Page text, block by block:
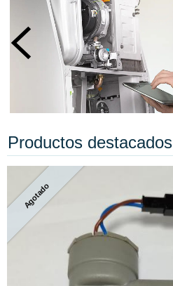
No olvide dejarnos una reseña!!
Productos destacados
Agotado